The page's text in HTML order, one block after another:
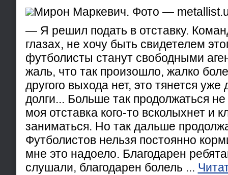
Мирон Маркевич. Фото —
— Я решил подать в отставку.
глазах, не хочу быть свидетелем
футболисты станут свободными
жаль, что так произошло, жалко
другого выхода нет, это тянется
долги... Больше так продолжаться
моя отставка кого-то всколыхнет и
заниматься. Но так дальше
Футболистов нельзя постоянно
мне это надоело. Благодарен
слушали, благодарен болель ...